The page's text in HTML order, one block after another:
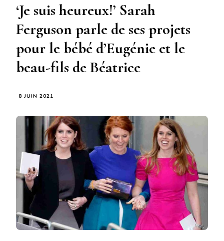
‘Je suis heureux!’ Sarah
Ferguson parle de ses projets
pour le bébé d’Eugénie et le
beau-fils de Béatrice
8 JUIN 2021